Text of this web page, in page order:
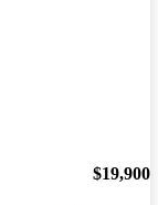
$19,900